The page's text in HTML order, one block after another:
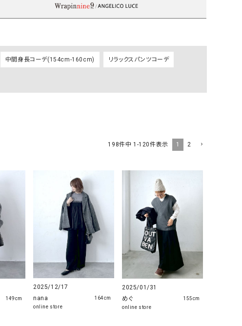
ロング・マキシ丈
その他スカート
ワンピース・チュニック
day standard（デイスタンダード）
08mab(ゼロハチマブ) Johnbull（ジョンブル）
1%（イチ パーセント） LAOCOONTE（ラオコンテ）
オ）
mizuiro ind（ミズイロ イン
Antiquite's（アンティークス）
リー）
Audition（オーディション）
ORDINARY FITS（オーディ
ツ）
blue willow（ブルーウィロー） Osmosis（オズモシス）
blue willow（ブルーウィロー） prit（プリット）
CUBE SUGAR（キューブシュガー） PUMA（プーマ）
CONVERSE ALL STAR（コンバースオー
中間身長コーデ(154cm-160cm) リラックスパンツコーデ
198件中 1 -120件表示 1 2
149cm
2025/12/17
nana
online store
164cm
2025/01/31
めぐ
online store
155cm